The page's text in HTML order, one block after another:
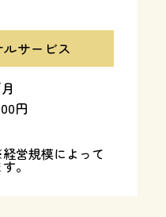
サービス
円
営規模によって
。